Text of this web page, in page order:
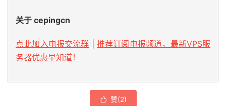
关于 cepingcn
点此加入电报交流群
推荐订阅电报频道，最新VPS服
务器优惠早知道！
 赞(2)